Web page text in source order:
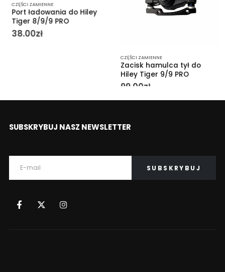
CZĘŚCI ZAMIENNE
Port ładowania do Hiley
Tiger 8/9/9 PRO
38.00zł
CZĘŚCI ZAMIENNE
Zacisk hamulca tył do
Hiley Tiger 9/9 PRO
99.00zł
Bądź na bieżąco z naszymi ofertami, nowościami i promocjami.